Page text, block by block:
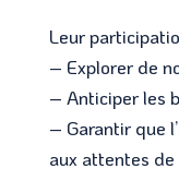
Leur
– Explorer de
– Anticiper les
– Garantir que
aux attentes